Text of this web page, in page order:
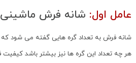
عامل اول: شانه فرش ماشینی
شانه فرش به تعداد گره هایی گفته می شود
هر چه تعداد این گره ها نیز بیشتر باشد